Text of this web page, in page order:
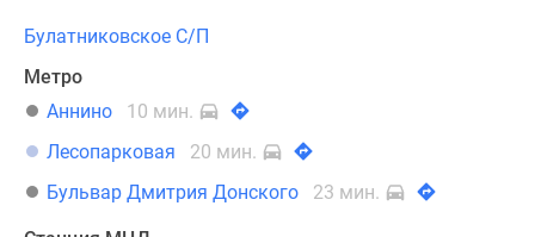
Булатниковское С/П
Метро
Аннино
10 мин.
Лесопарковая
20 мин.
Бульвар Дмитрия Донского
23 мин.